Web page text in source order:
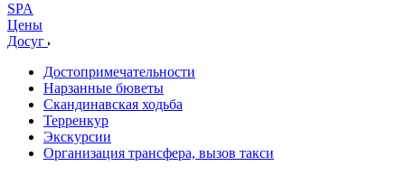
SPA
Цены
Досуг
Достопримечательности
Нарзанные бюветы
Скандинавская ходьба
Терренкур
Экскурсии
Организация трансфера, вызов такси